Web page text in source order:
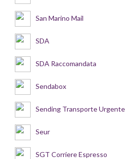
San Marino Mail
SDA
SDA Raccomandata
Sendabox
Sending Transporte Urgente
Seur
SGT Corriere Espresso